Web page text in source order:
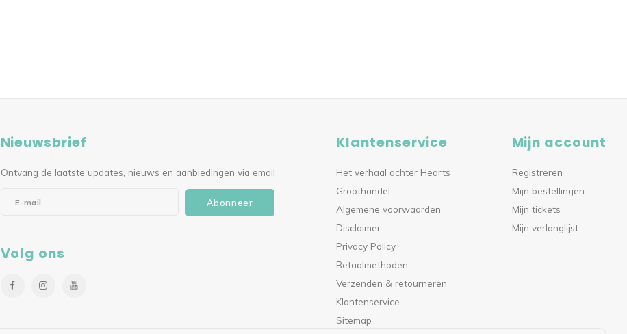
Nieuwsbrief
Ontvang de laatste updates, nieuws en aanbiedingen via email
Abonneer
Volg ons
Klantenservice
Het verhaal achter Hearts
Groothandel
Algemene voorwaarden
Disclaimer
Privacy Policy
Betaalmethoden
Verzenden & retourneren
Klantenservice
Sitemap
Mijn account
Registreren
Mijn bestellingen
Mijn tickets
Mijn verlanglijst